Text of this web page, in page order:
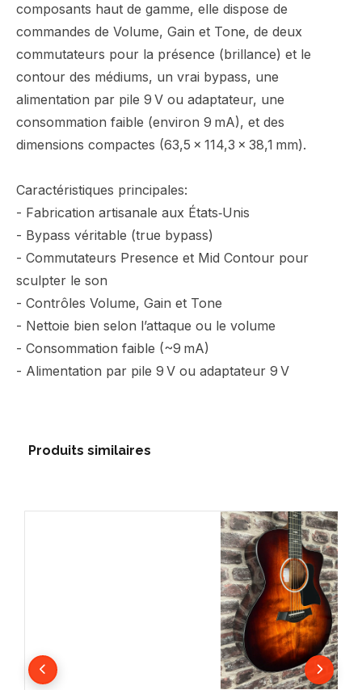
composants haut de gamme, elle dispose de
commandes de Volume, Gain et Tone, de deux
commutateurs pour la présence (brillance) et le
contour des médiums, un vrai bypass, une
alimentation par pile 9 V ou adaptateur, une
consommation faible (environ 9 mA), et des
dimensions compactes (63,5 × 114,3 × 38,1 mm).
Caractéristiques principales:
- Fabrication artisanale aux États‑Unis
- Bypass véritable (true bypass)
- Commutateurs Presence et Mid Contour pour
sculpter le son
- Contrôles Volume, Gain et Tone
- Nettoie bien selon l’attaque ou le volume
- Consommation faible (~9 mA)
- Alimentation par pile 9 V ou adaptateur 9 V
Produits similaires